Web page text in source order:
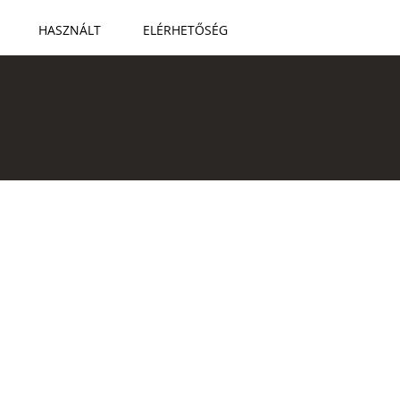
HASZNÁLT ELÉRHETŐSÉG